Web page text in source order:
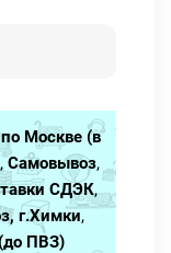
Москве (в
,Самовывоз,
СДЭК,
г.Химки,
ПВЗ)